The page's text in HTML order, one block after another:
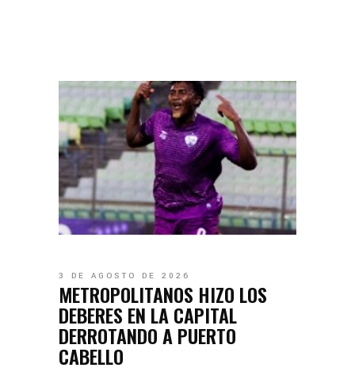
3 DE AGOSTO DE 2026
METROPOLITANOS HIZO LOS
DEBERES EN LA CAPITAL
DERROTANDO A PUERTO
CABELLO